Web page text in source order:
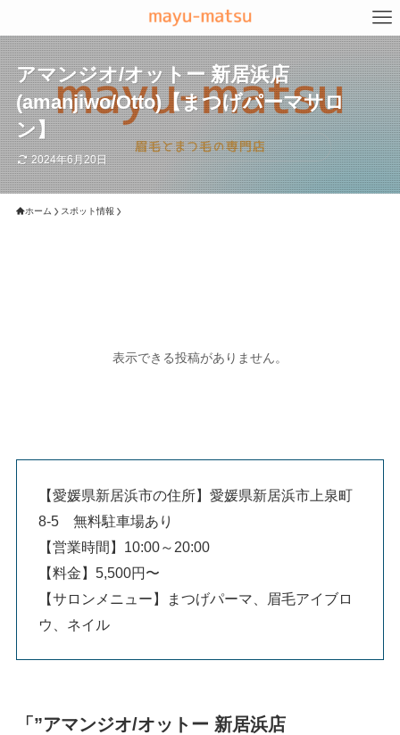
アマンジオ/オットー 新居浜店
(amanjiwo/Otto)【まつげパーマサロ
ン】
2024年6月20日
ホーム スポット情報
【愛媛県新居浜市の住所】愛媛県新居浜市上泉町
8-5 無料駐車場あり
【営業時間】10:00～20:00
【料金】5,500円〜
【サロンメニュー】まつげパーマ、眉毛アイブロ
ウ、ネイル
「”アマンジオ/オットー 新居浜店